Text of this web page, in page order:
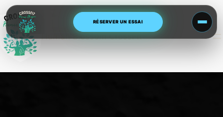
RÉSERVER UN ESSAI
Aller
au
contenu
Human Blossom CrossFit